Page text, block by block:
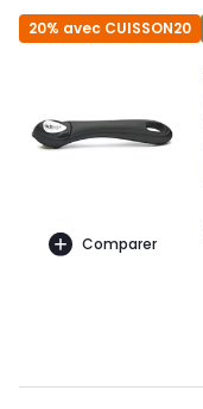
20% avec CUISSON20
Comparer